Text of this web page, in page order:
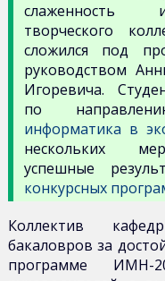
слаженность
творческого
сложился под
руководством
Игоревича.
по
информатика в
нескольких
успешные
конкурсных
Коллектив
бакаловров за
программе ИМН-